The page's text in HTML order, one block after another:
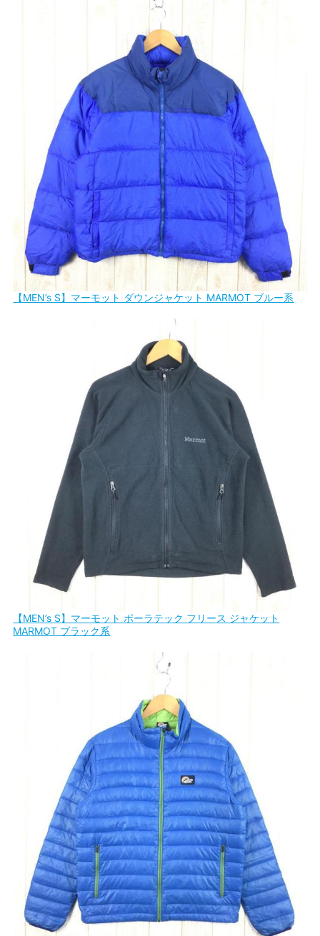
【MEN’s S】マーモット ダウンジャケット MARMOT ブルー系
【MEN’s S】マーモット ポーラテック フリース ジャケット
MARMOT ブラック系